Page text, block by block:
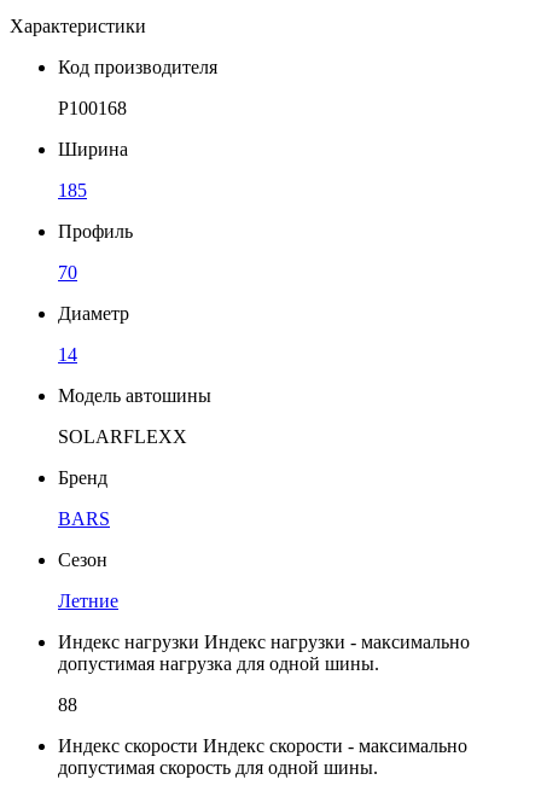
Характеристики
Код производителя
P100168
Ширина
185
Профиль
70
Диаметр
14
Модель автошины
SOLARFLEXX
Бренд
BARS
Сезон
Летние
Индекс нагрузки Индекс нагрузки - максимально
допустимая нагрузка для одной шины.
88
Индекс скорости Индекс скорости - максимально
допустимая скорость для одной шины.